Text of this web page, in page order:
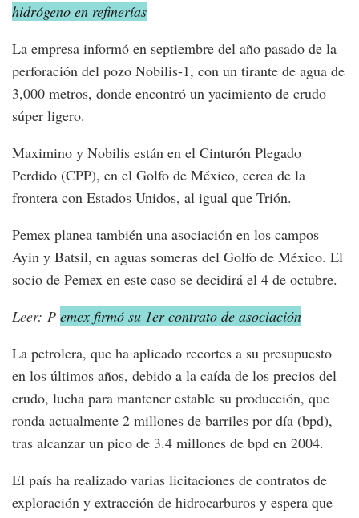
hidrógeno en refinerías
La empresa informó en septiembre del año pasado de la
perforación del pozo Nobilis-1, con un tirante de agua de
3,000 metros, donde encontró un yacimiento de crudo
súper ligero.
Maximino y Nobilis están en el Cinturón Plegado
Perdido (CPP), en el Golfo de México, cerca de la
frontera con Estados Unidos, al igual que Trión.
Pemex planea también una asociación en los campos
Ayin y Batsil, en aguas someras del Golfo de México. El
socio de Pemex en este caso se decidirá el 4 de octubre.
Leer: P emex firmó su 1er contrato de asociación
La petrolera, que ha aplicado recortes a su presupuesto
en los últimos años, debido a la caída de los precios del
crudo, lucha para mantener estable su producción, que
ronda actualmente 2 millones de barriles por día (bpd),
tras alcanzar un pico de 3.4 millones de bpd en 2004.
El país ha realizado varias licitaciones de contratos de
exploración y extracción de hidrocarburos y espera que